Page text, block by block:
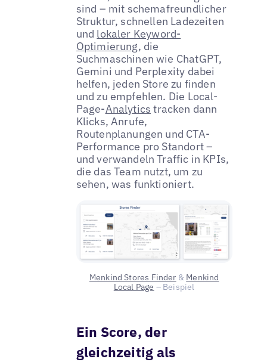
sind – mit schemafreundlicher
Struktur, schnellen Ladezeiten
und lokaler Keyword-
Optimierung, die
Suchmaschinen wie ChatGPT,
Gemini und Perplexity dabei
helfen, jeden Store zu finden
und zu empfehlen. Die Local-
Page-Analytics tracken dann
Klicks, Anrufe,
Routenplanungen und CTA-
Performance pro Standort –
und verwandeln Traffic in KPIs,
die das Team nutzt, um zu
sehen, was funktioniert.
Menkind Stores Finder & Menkind
Local Page – Beispiel
Ein Score, der
gleichzeitig als